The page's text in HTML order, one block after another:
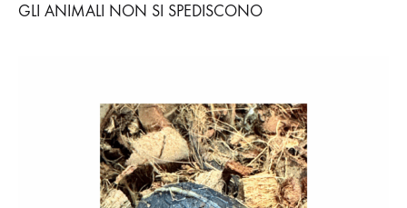
GLI ANIMALI NON SI SPEDISCONO